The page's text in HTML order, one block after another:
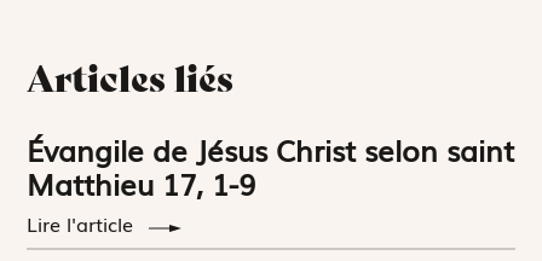
Articles liés
Évangile de Jésus Christ selon saint
Matthieu 17, 1-9
Lire l'article